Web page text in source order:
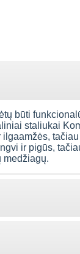
būti
staliukai
ir pigūs,
medžiagų.